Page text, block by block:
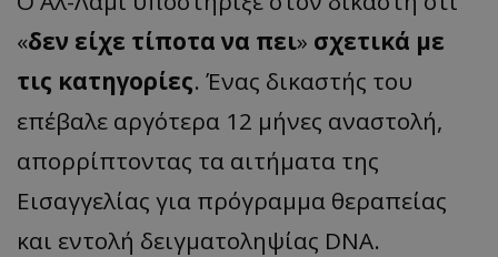
«δεν είχε τίποτα να πει» σχετικά με
τις κατηγορίες. Ένας δικαστής του
επέβαλε αργότερα 12 μήνες αναστολή,
απορρίπτοντας τα αιτήματα της
Εισαγγελίας για πρόγραμμα θεραπείας
και εντολή δειγματοληψίας DNA.